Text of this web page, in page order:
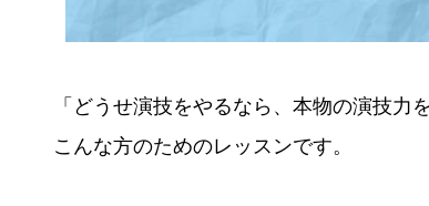
「どうせ演技をやるなら、本物の演技力
こんな方のためのレッスンです。